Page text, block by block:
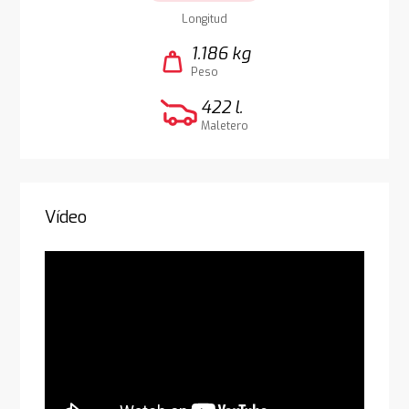
Longitud
weight 1.186 kg
Peso
422 l.
Maletero
Vídeo